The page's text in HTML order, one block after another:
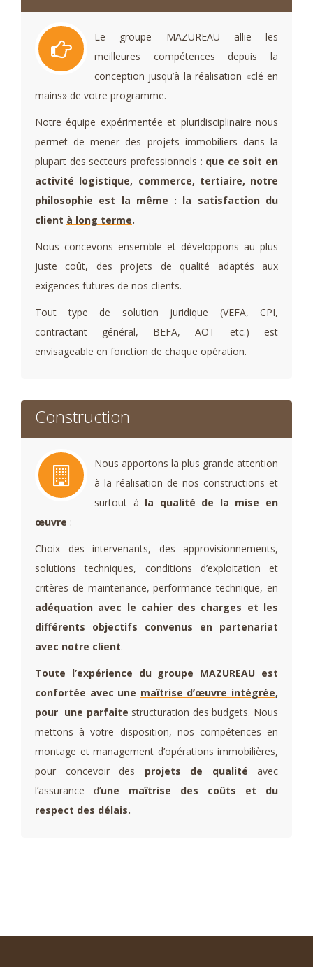
Le groupe MAZUREAU allie les
meilleures compétences depuis la
conception jusqu’à la réalisation «clé en
mains» de votre programme.
Notre équipe expérimentée et pluridisciplinaire nous
permet de mener des projets immobiliers dans la
plupart des secteurs professionnels : que ce soit en
activité logistique, commerce, tertiaire, notre
philosophie est la même : la satisfaction du
client à long terme.
Nous concevons ensemble et développons au plus
juste coût, des projets de qualité adaptés aux
exigences futures de nos clients.
Tout type de solution juridique (VEFA, CPI,
contractant général, BEFA, AOT etc.) est
envisageable en fonction de chaque opération.
Construction
Nous apportons la plus grande attention
à la réalisation de nos constructions et
surtout à la qualité de la mise en
œuvre :
Choix des intervenants, des approvisionnements,
solutions techniques, conditions d’exploitation et
critères de maintenance, performance technique, en
adéquation avec le cahier des charges et les
différents objectifs convenus en partenariat
avec notre client.
Toute l’expérience du groupe MAZUREAU est
confortée avec une maîtrise d’œuvre intégrée,
pour une parfaite structuration des budgets. Nous
mettons à votre disposition, nos compétences en
montage et management d’opérations immobilières,
pour concevoir des projets de qualité avec
l’assurance d’une maîtrise des coûts et du
respect des délais.